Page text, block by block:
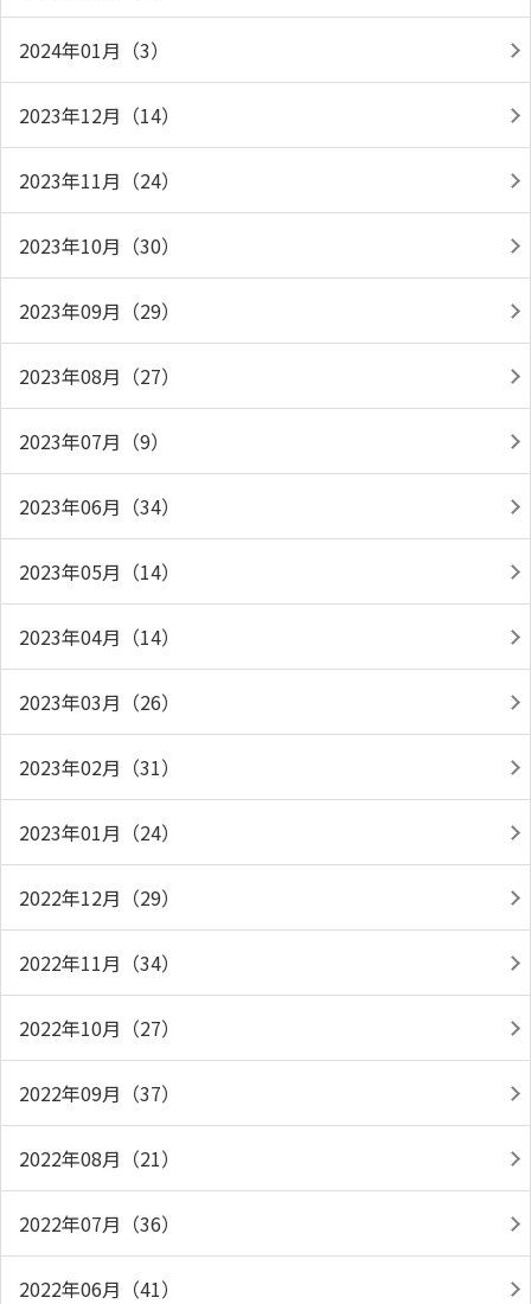
2024年01月（3）
2023年12月（14）
2023年11月（24）
2023年10月（30）
2023年09月（29）
2023年08月（27）
2023年07月（9）
2023年06月（34）
2023年05月（14）
2023年04月（14）
2023年03月（26）
2023年02月（31）
2023年01月（24）
2022年12月（29）
2022年11月（34）
2022年10月（27）
2022年09月（37）
2022年08月（21）
2022年07月（36）
2022年06月（41）